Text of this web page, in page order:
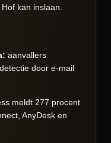
kan inslaan.
aanvallers
door e-mail
meldt 277 procent
AnyDesk en